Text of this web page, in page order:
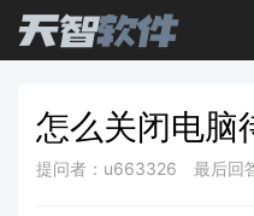
怎么关闭电脑
提问者：u663326 最后回